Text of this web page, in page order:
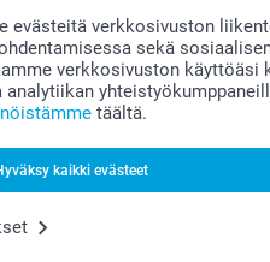
evästeitä verkkosivuston
sekä
verkkosivuston käyttöäsi
analytiikan
täältä.
kaikki evästeet